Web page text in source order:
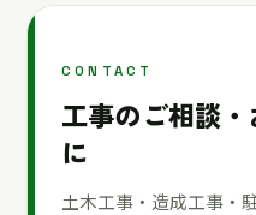
CONTACT
工事のご相談
に
土木工事・造成工事・